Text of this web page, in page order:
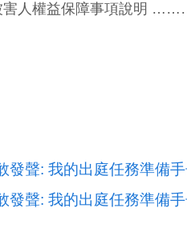
被害人權益保障事項
發聲: 我的出庭任務準備
發聲: 我的出庭任務準備